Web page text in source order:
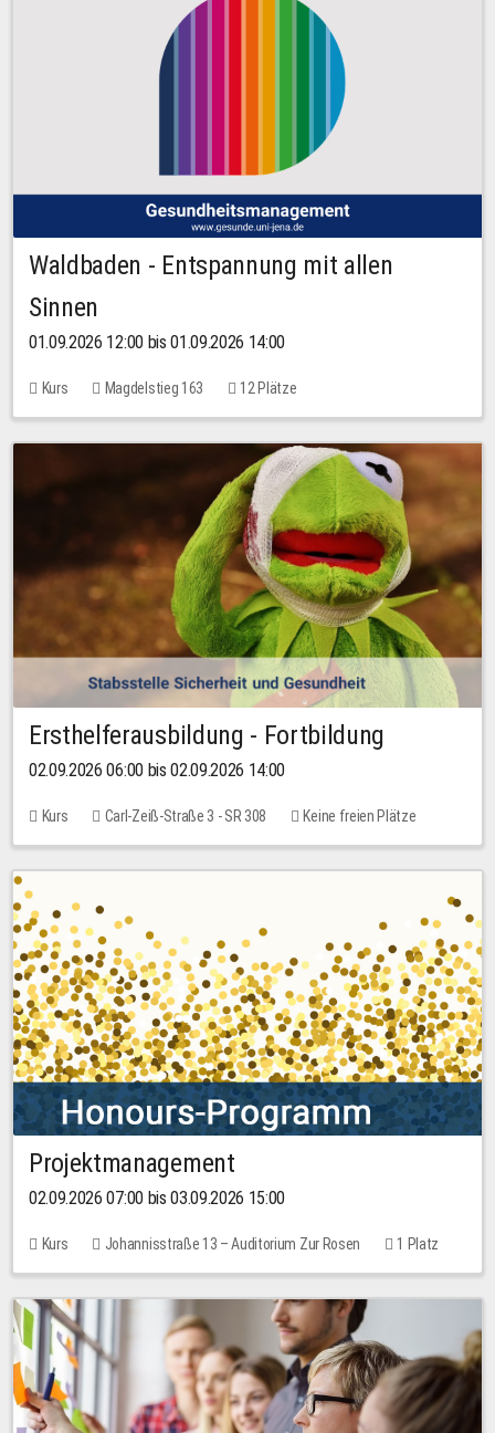
Waldbaden - Entspannung mit allen
Sinnen
01.09.2026 12:00 bis 01.09.2026 14:00
Kurs Magdelstieg 163 12 Plätze
Ersthelferausbildung - Fortbildung
02.09.2026 06:00 bis 02.09.2026 14:00
Kurs Carl-Zeiß-Straße 3 - SR 308 Keine freien Plätze
Projektmanagement
02.09.2026 07:00 bis 03.09.2026 15:00
Kurs Johannisstraße 13 – Auditorium Zur Rosen 1 Platz